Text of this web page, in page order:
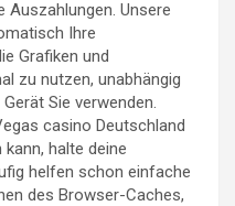
Auszahlungen. Unsere
Ihre
Grafiken und
zu nutzen, unabhängig
Sie verwenden.
casino Deutschland
halte deine
helfen schon einfache
des Browser-Caches,